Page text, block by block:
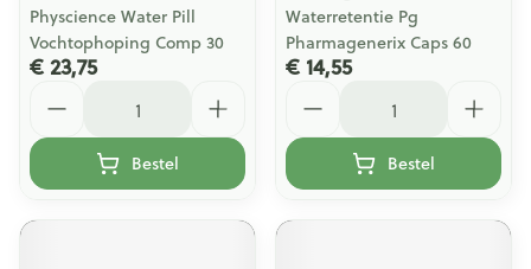
Physcience Water Pill
Vochtophoping Comp 30
€ 23,75
Bestel
Waterretentie Pg
Pharmagenerix Caps 60
€ 14,55
Bestel